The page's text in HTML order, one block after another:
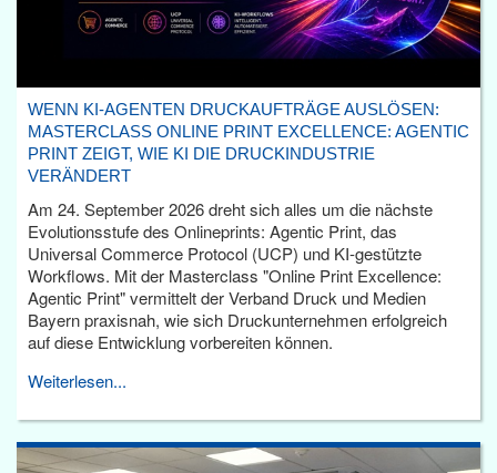
WENN KI-AGENTEN DRUCKAUFTRÄGE AUSLÖSEN:
MASTERCLASS ONLINE PRINT EXCELLENCE: AGENTIC
PRINT ZEIGT, WIE KI DIE DRUCKINDUSTRIE
VERÄNDERT
Am 24. September 2026 dreht sich alles um die nächste
Evolutionsstufe des Onlineprints: Agentic Print, das
Universal Commerce Protocol (UCP) und KI-gestützte
Workflows. Mit der Masterclass "Online Print Excellence:
Agentic Print" vermittelt der Verband Druck und Medien
Bayern praxisnah, wie sich Druckunternehmen erfolgreich
auf diese Entwicklung vorbereiten können.
Weiterlesen...